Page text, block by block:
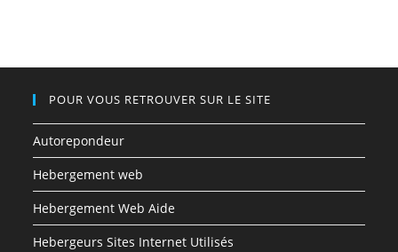
POUR VOUS RETROUVER SUR LE SITE
Autorepondeur
Hebergement web
Hebergement Web Aide
Hebergeurs Sites Internet Utilisés